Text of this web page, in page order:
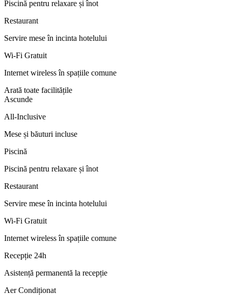
Piscină pentru relaxare și înot
Restaurant
Servire mese în incinta hotelului
Wi-Fi Gratuit
Internet wireless în spațiile comune
Arată toate facilitățile
Ascunde
All-Inclusive
Mese și băuturi incluse
Piscină
Piscină pentru relaxare și înot
Restaurant
Servire mese în incinta hotelului
Wi-Fi Gratuit
Internet wireless în spațiile comune
Recepție 24h
Asistență permanentă la recepție
Aer Condiționat